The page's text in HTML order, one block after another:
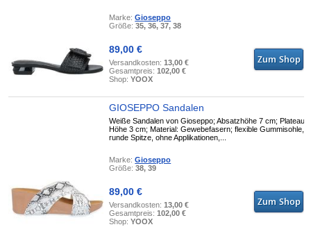
Marke:Gioseppo
Größe:35, 36, 37, 38
89,00 €
Versandkosten:13,00 €
Gesamtpreis:102,00 €
Shop:YOOX
GIOSEPPO Sandalen
Weiße Sandalen von Gioseppo; Absatzhöhe 7 cm; Plateau
Höhe 3 cm; Material: Gewebefasern; flexible Gummisohle,
runde Spitze, ohne Applikationen,...
Marke:Gioseppo
Größe:38, 39
89,00 €
Versandkosten:13,00 €
Gesamtpreis:102,00 €
Shop:YOOX